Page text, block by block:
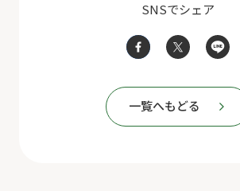
SNSでシェア
一覧へもどる